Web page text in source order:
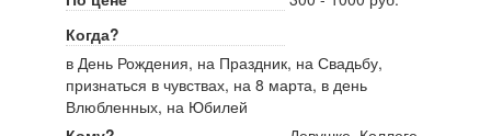
Когда?
в День Рождения, на Праздник, на Свадьбу,
признаться в чувствах, на 8 марта, в день
Влюбленных, на Юбилей